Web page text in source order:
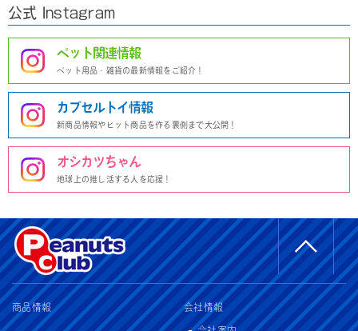
公式 Instagram
ペット関連情報
ペット用品・雑貨の最新情報をご紹介！
カプセルトイ情報
新商品情報やヒット商品を作る裏側まで大公開！
オシカツちゃん
地球上の推し活する人を応援！
商品情報 会社情報